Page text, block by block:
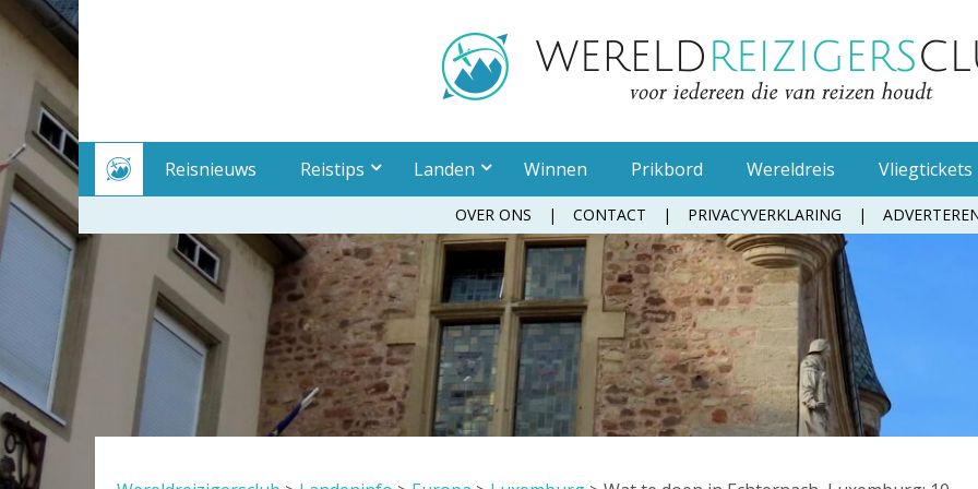
Meteen
naar
inhoud
Reisnieuws Reistips
Muggenspray
Oordopjes
Tandenborstel
Toiletpapier
Waterfles
Landen Winnen Prikbord Wereldreis Vliegtickets
OVER ONS CONTACT PRIVACYVERKLARING